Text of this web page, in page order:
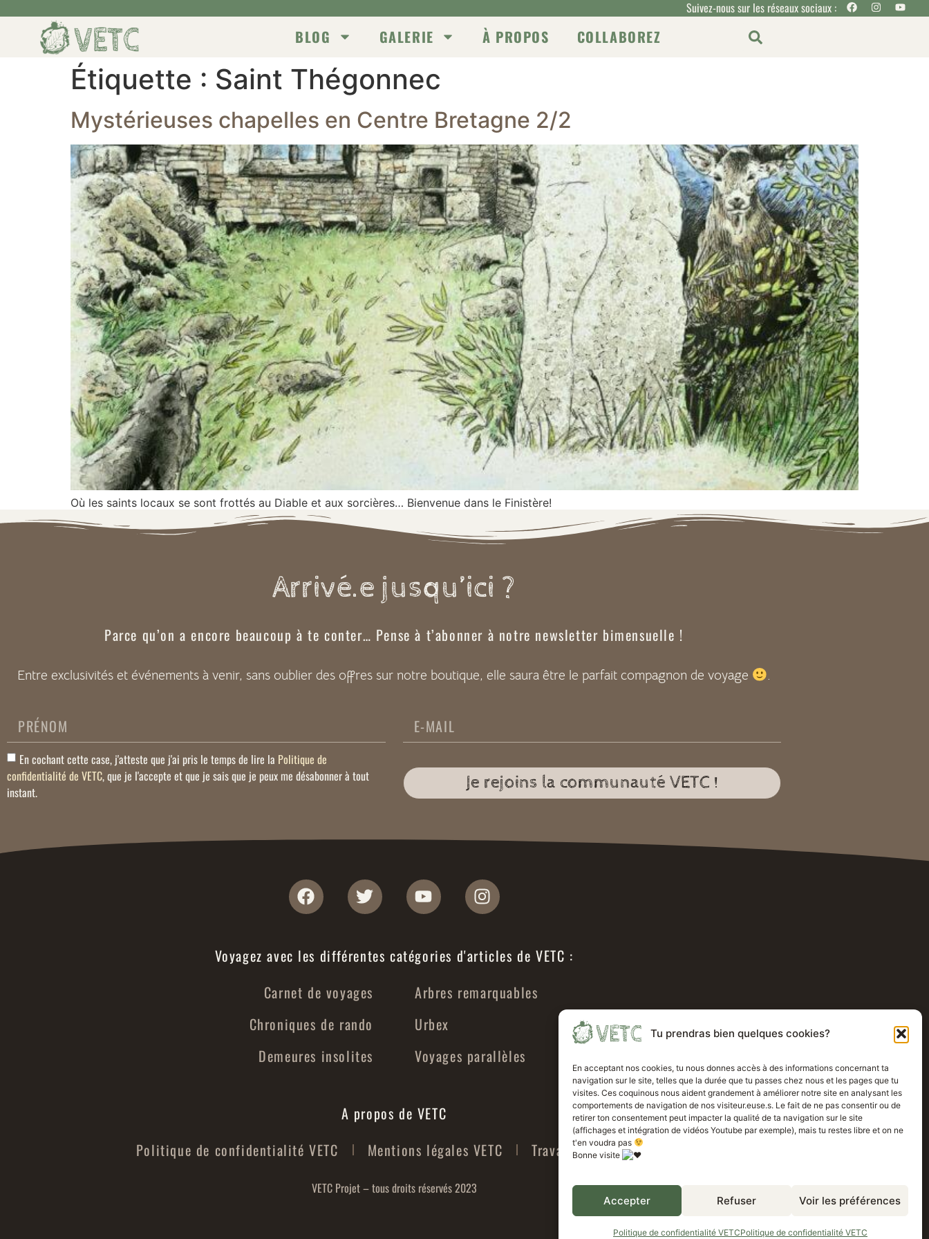
Tu prendras bien quelques cookies?
En acceptant nos cookies, tu nous donnes accès à des informations concernant ta
navigation sur le site, telles que la durée que tu passes chez nous et les pages que tu
visites. Ces coquinous nous aident grandement à améliorer notre site en analysant les
comportements de navigation de nos visiteur.euse.s. Le fait de ne pas consentir ou de
retirer ton consentement peut impacter la qualité de ta navigation sur le site
(affichages et intégration de vidéos Youtube par exemple), mais tu restes libre et on ne
t'en voudra pas
Bonne visite
Accepter Refuser Voir les préférences
Politique de confidentialité VETCPolitique de confidentialité VETC
Suivez-nous sur les réseaux sociaux :
BLOG GALERIE À PROPOS COLLABOREZ
Étiquette : Saint Thégonnec
Mystérieuses chapelles en Centre Bretagne 2/2
Où les saints locaux se sont frottés au Diable et aux sorcières… Bienvenue dans le Finistère!
Arrivé.e jusqu’ici ?
Parce qu’on a encore beaucoup à te conter… Pense à t’abonner à notre newsletter bimensuelle !
Entre exclusivités et événements à venir, sans oublier des offres sur notre boutique, elle saura être le parfait compagnon de voyage .
En cochant cette case, j'atteste que j'ai pris le temps de lire la Politique de
confidentialité de VETC, que je l'accepte et que je sais que je peux me désabonner à tout
instant.
Je rejoins la communauté VETC !
Voyagez avec les différentes catégories d'articles de VETC :
Carnet de voyages
Chroniques de rando
Demeures insolites
Arbres remarquables
Urbex
Voyages parallèles
A propos de VETC
Politique de confidentialité VETC
Mentions légales VETC Travailler avec nous
VETC Projet – tous droits réservés 2023